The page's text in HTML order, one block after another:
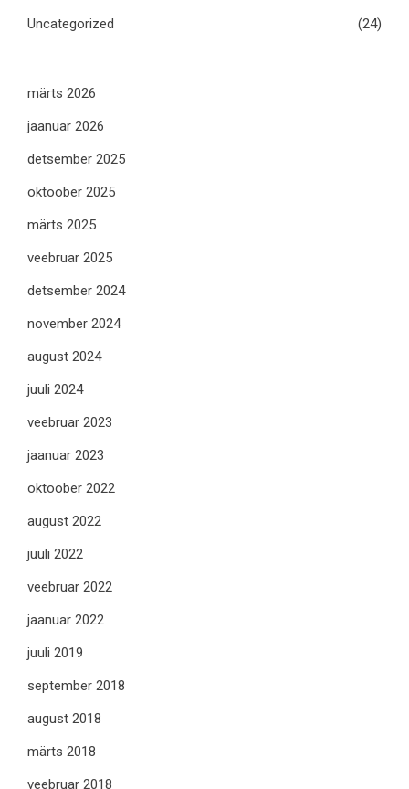
Uncategorized
(24)
märts 2026
jaanuar 2026
detsember 2025
oktoober 2025
märts 2025
veebruar 2025
detsember 2024
november 2024
august 2024
juuli 2024
veebruar 2023
jaanuar 2023
oktoober 2022
august 2022
juuli 2022
veebruar 2022
jaanuar 2022
juuli 2019
september 2018
august 2018
märts 2018
veebruar 2018